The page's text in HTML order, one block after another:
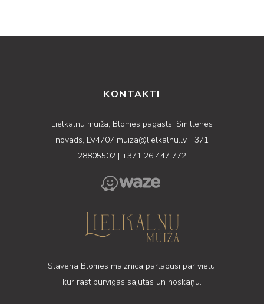
KONTAKTI
Lielkalnu muiža, Blomes pagasts, Smiltenes
novads, LV4707 muiza@lielkalnu.lv +371
28805502 | +371 26 447 772
Slavenā Blomes maiznīca pārtapusi par vietu,
kur rast burvīgas sajūtas un noskaņu.